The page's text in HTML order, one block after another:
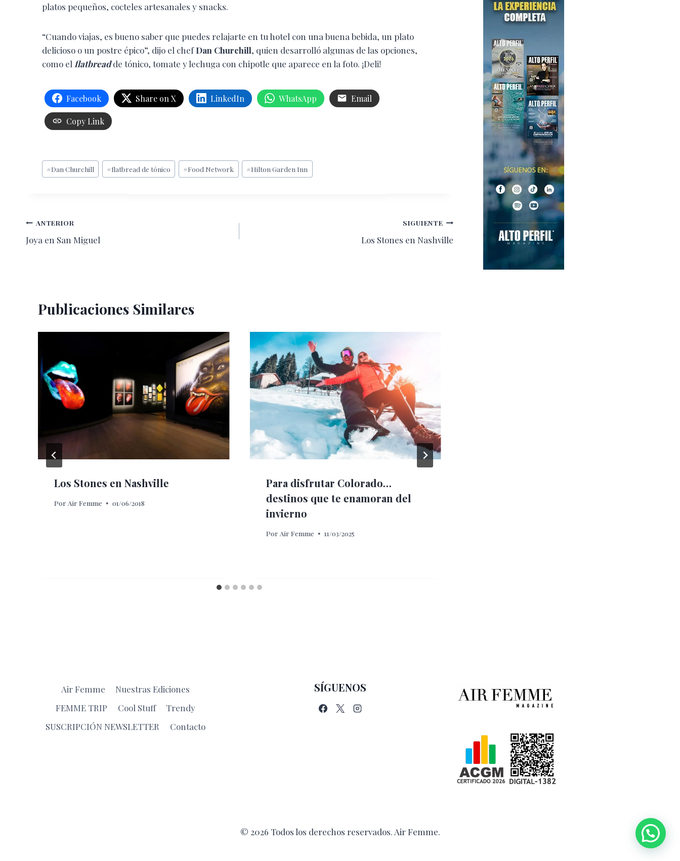
platos pequeños, cocteles artesanales y snacks.
“Cuando viajas, es bueno saber que puedes relajarte en tu hotel con una buena bebida, un plato
delicioso o un postre épico”, dijo el chefDan Churchill, quien desarrolló algunas de las opciones,
como el flatbreadde tónico, tomate y lechuga con chipotle que aparece en la foto. ¡Deli!
Facebook Share on X LinkedIn WhatsApp Email
Copy Link
Etiquetas
de
#Dan Churchill #flatbread de tónico #Food Network #Hilton Garden Inn
Navegación
de
ANTERIOR
Joya en San Miguel
SIGUIENTE
Los Stones en Nashville
Publicaciones Similares
Los Stones en Nashville
Por Air Femme 01/06/2018
Para disfrutar Colorado…
destinos que te enamoran del
invierno
Por Air Femme 11/03/2025
Air Femme
Nuestras Ediciones
FEMME TRIP
Cool Stuff
Trendy
SUSCRIPCIÓN NEWSLETTER
Contacto
SÍGUENOS
© 2026 Todos los derechos reservados. Air Femme.